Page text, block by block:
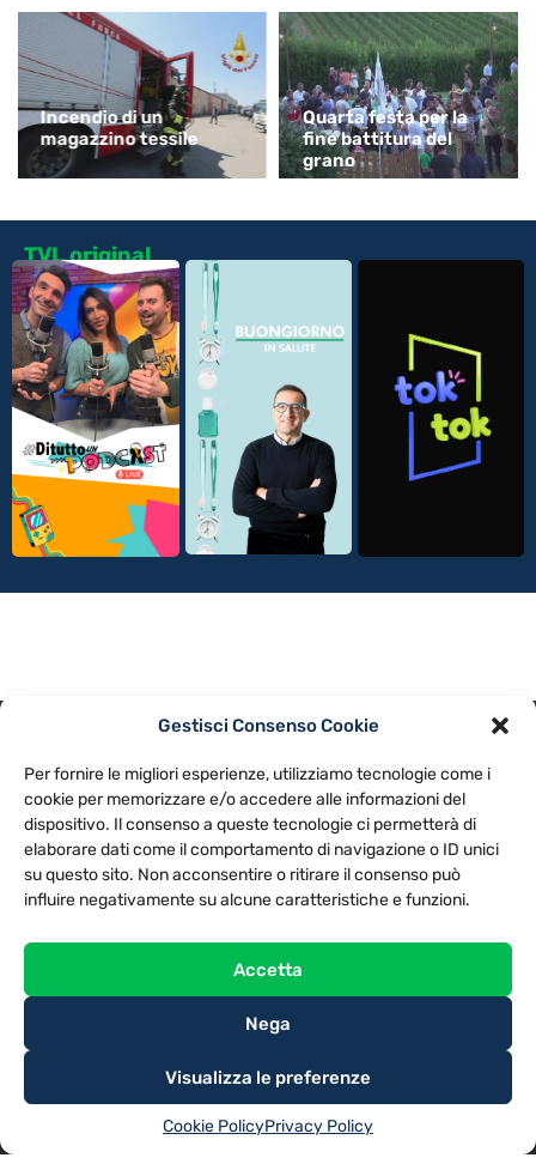
Gestisci Consenso Cookie
Per fornire le migliori esperienze, utilizziamo tecnologie come i
cookie per memorizzare e/o accedere alle informazioni del
dispositivo. Il consenso a queste tecnologie ci permetterà di
elaborare dati come il comportamento di navigazione o ID unici
su questo sito. Non acconsentire o ritirare il consenso può
influire negativamente su alcune caratteristiche e funzioni.
Accetta
Nega
Visualizza le preferenze
Cookie PolicyPrivacy Policy
Incendio di un
magazzino tessile
Quarta festa per la
fine battitura del
grano
TVL original
NOTE LEGALI
CONTATTACI PREFERENZE
TV LIBERA S.P.A.
Via Monteleonese 95/21 – 51100 Pistoia (PT)
Tel. 0573.9136 / Fax 0573.913615